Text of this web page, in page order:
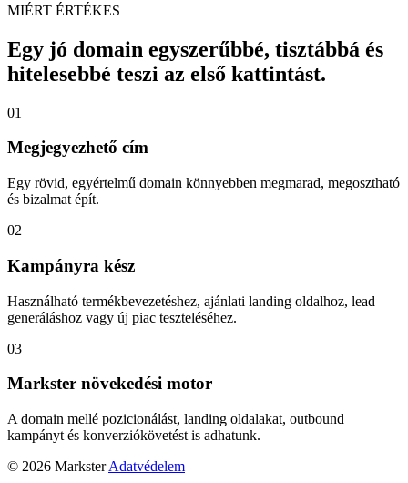
MIÉRT ÉRTÉKES
Egy jó domain egyszerűbbé, tisztábbá és
hitelesebbé teszi az első kattintást.
01
Megjegyezhető cím
Egy rövid, egyértelmű domain könnyebben megmarad, megosztható
és bizalmat épít.
02
Kampányra kész
Használható termékbevezetéshez, ajánlati landing oldalhoz, lead
generáláshoz vagy új piac teszteléséhez.
03
Markster növekedési motor
A domain mellé pozicionálást, landing oldalakat, outbound
kampányt és konverziókövetést is adhatunk.
© 2026 Markster Adatvédelem